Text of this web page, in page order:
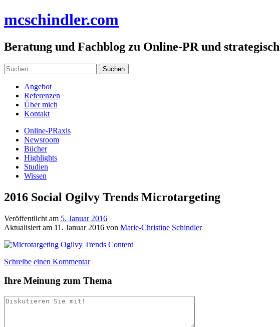
Inhalt
mcschindler.com
Beratung und Fachblog zu Online-PR und
Suchen
nach:
Angebot
Referenzen
Über mich
Kontakt
Online-PRaxis
Newsroom
Bücher
Highlights
Studien
Wissen
2016 Social Ogilvy Trends Microtargeting
Veröffentlicht am 5. Januar 2016
Aktualisiert am 11. Januar 2016 von Marie-Christine Schindler
Schreibe einen Kommentar
Ihre Meinung zum Thema